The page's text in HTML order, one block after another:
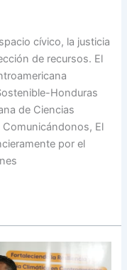
cívico, la justicia
de recursos. El
Honduras
de Ciencias
Comunicándonos, El
por el